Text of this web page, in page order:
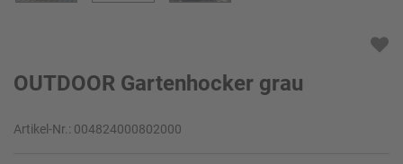
OUTDOOR Gartenhocker grau
Artikel-Nr.: 004824000802000